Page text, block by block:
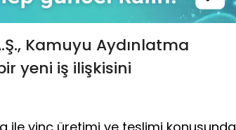
Kamuyu Aydınlatma
yeni iş ilişkisini